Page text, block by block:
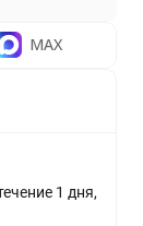
MAX
1 дня